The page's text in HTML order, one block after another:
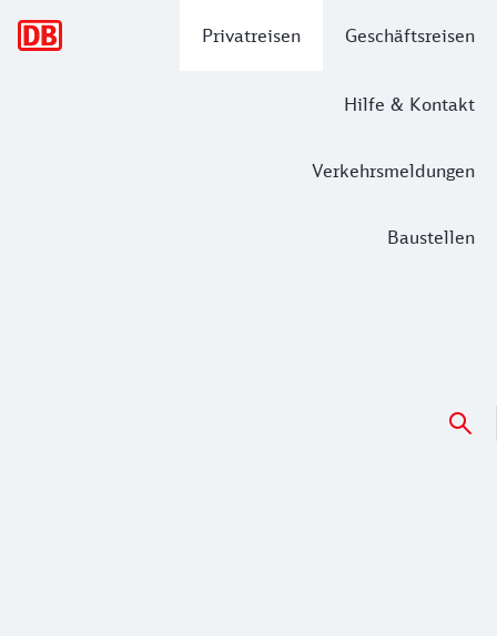
Privatreisen Geschäftsreisen
Hilfe & Kontakt
Verkehrsmeldungen
Baustellen